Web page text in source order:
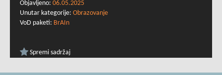
Objavljeno: 06.05.2025
Unutar kategorije: Obrazovanje
VoD paketi: BrAIn
Spremi sadržaj